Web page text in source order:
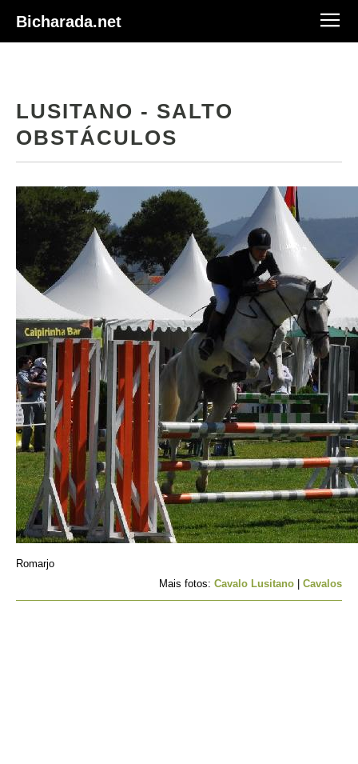
Bicharada.net
LUSITANO - SALTO
OBSTÁCULOS
Romarjo
Mais fotos: Cavalo Lusitano Cavalos